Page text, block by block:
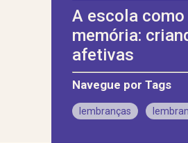
A escola
memória:
afetivas
Navegue por Tags
lembranças